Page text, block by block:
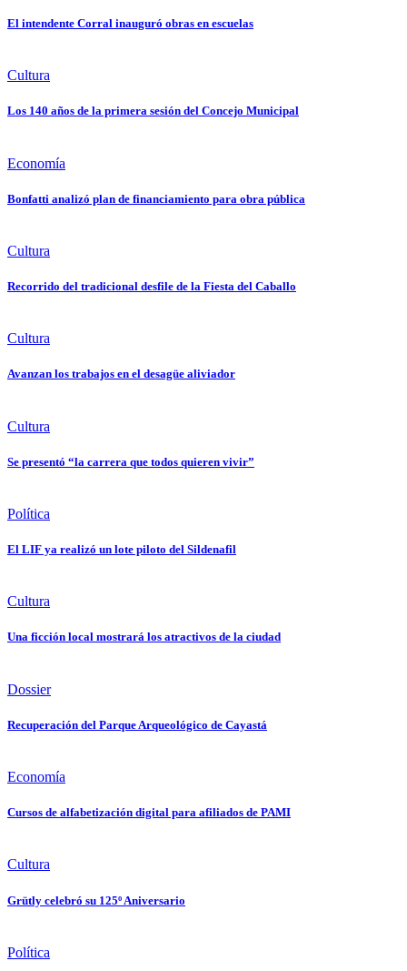
El intendente Corral inauguró obras en escuelas
Cultura
Los 140 años de la primera sesión del Concejo Municipal
Economía
Bonfatti analizó plan de financiamiento para obra pública
Cultura
Recorrido del tradicional desfile de la Fiesta del Caballo
Cultura
Avanzan los trabajos en el desagüe aliviador
Cultura
Se presentó “la carrera que todos quieren vivir”
Política
El LIF ya realizó un lote piloto del Sildenafil
Cultura
Una ficción local mostrará los atractivos de la ciudad
Dossier
Recuperación del Parque Arqueológico de Cayastá
Economía
Cursos de alfabetización digital para afiliados de PAMI
Cultura
Grütly celebró su 125º Aniversario
Política